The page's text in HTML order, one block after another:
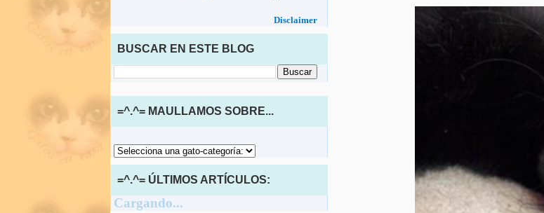
Disclaimer
BUSCAR EN ESTE BLOG
=^.^= MAULLAMOS SOBRE...
=^.^= ÚLTIMOS ARTÍCULOS:
Cargando...